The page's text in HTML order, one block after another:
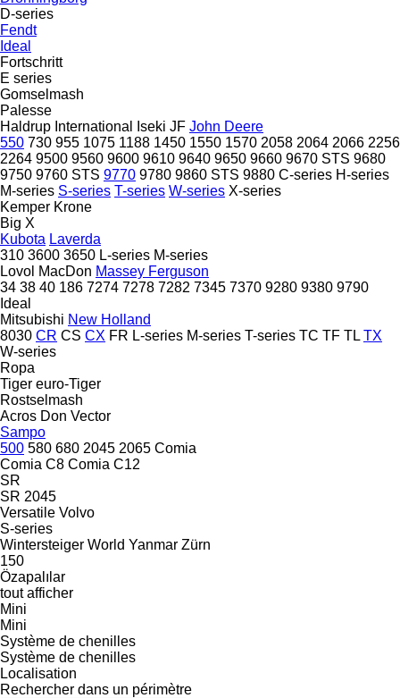
D-series
Fendt
Ideal
Fortschritt
E series
Gomselmash
Palesse
Haldrup International Iseki JF John Deere
550 730 955 1075 1188 1450 1550 1570 2058 2064 2066 2256
2264 9500 9560 9600 9610 9640 9650 9660 9670 STS 9680
9750 9760 STS 9770 9780 9860 STS 9880 C-series H-series
M-series S-series T-series W-series X-series
Kemper Krone
Big X
Kubota Laverda
310 3600 3650 L-series M-series
Lovol MacDon Massey Ferguson
34 38 40 186 7274 7278 7282 7345 7370 9280 9380 9790
Ideal
Mitsubishi New Holland
8030 CR CS CX FR L-series M-series T-series TC TF TL TX
W-series
Ropa
Tiger euro-Tiger
Rostselmash
Acros Don Vector
Sampo
500 580 680 2045 2065 Comia
Comia C8 Comia C12
SR
SR 2045
Versatile Volvo
S-series
Wintersteiger World Yanmar Zürn
150
Özapalılar
tout afficher
Mini
Mini
Système de chenilles
Système de chenilles
Localisation
Rechercher dans un périmètre